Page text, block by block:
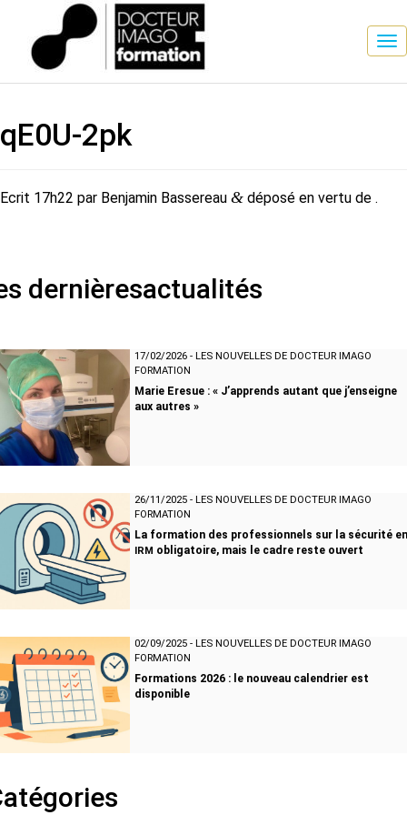
qE0U-​2pk
Ecrit 17h22 par Benjamin Bassereau & déposé en vertu de .
dernièresactualités
17/02/2026-LES NOUVELLES DE DOCTEUR IMAGO
FORMATION
Marie Eresue : « J’apprends autant que j’enseigne
aux autres »
26/11/2025-LES NOUVELLES DE DOCTEUR IMAGO
FORMATION
La formation des professionnels sur la sécurité
IRM obligatoire, mais le cadre reste ouvert
02/09/2025-LES NOUVELLES DE DOCTEUR IMAGO
FORMATION
Formations 2026 : le nouveau calendrier est
disponible